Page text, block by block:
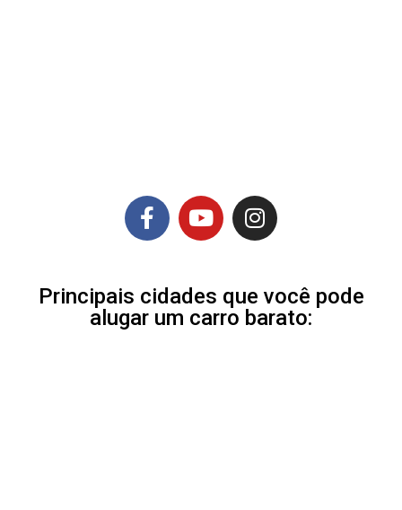
Principais cidades que você pode
alugar um carro barato: